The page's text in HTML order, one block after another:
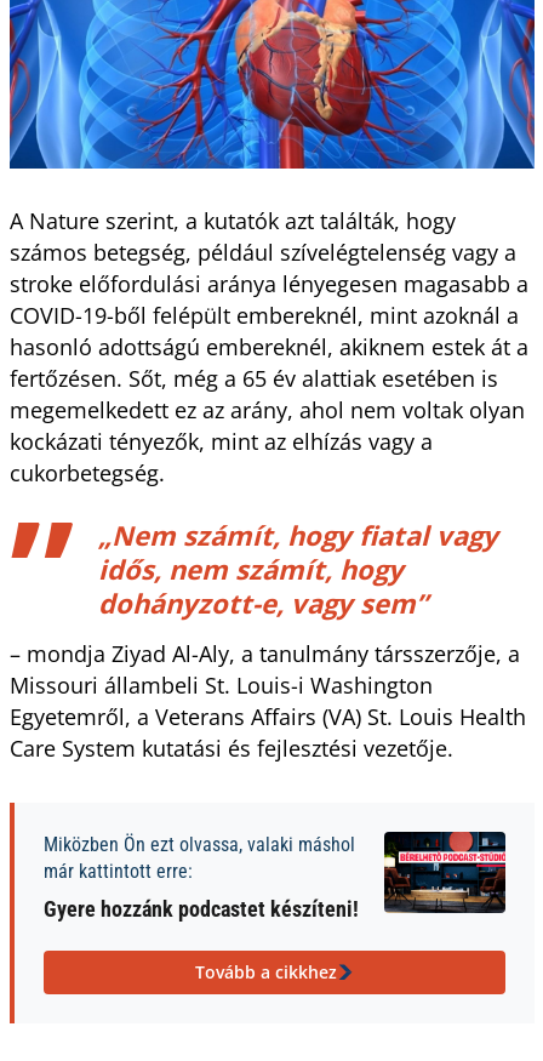
A Nature szerint, a kutatók azt találták, hogy
számos betegség, például szívelégtelenség vagy a
stroke előfordulási aránya lényegesen magasabb a
COVID-19-ből felépült embereknél, mint azoknál a
hasonló adottságú embereknél, akiknem estek át a
fertőzésen. Sőt, még a 65 év alattiak esetében is
megemelkedett ez az arány, ahol nem voltak olyan
kockázati tényezők, mint az elhízás vagy a
cukorbetegség.
„Nem számít, hogy fiatal vagy
idős, nem számít, hogy
dohányzott-e, vagy sem”
– mondja Ziyad Al-Aly, a tanulmány társszerzője, a
Missouri állambeli St. Louis-i Washington
Egyetemről, a Veterans Affairs (VA) St. Louis Health
Care System kutatási és fejlesztési vezetője.
Miközben Ön ezt olvassa, valaki máshol
már kattintott erre:
Gyere hozzánk podcastet készíteni!
Tovább a cikkhez